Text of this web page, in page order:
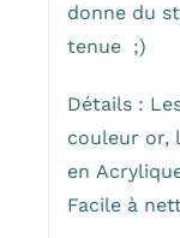
donne du
tenue ;)
Détails :
couleur or,
en
Facile à